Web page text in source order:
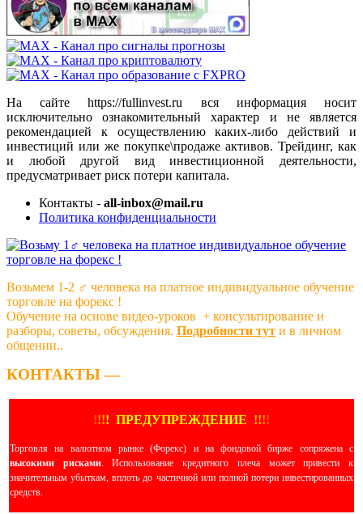
На сайте https://fullinvest.ru вся информация носит
исключительно ознакомительный характер и не является
рекомендацией к осуществлению каких-либо действий и
инвестиций или же покупке\продаже активов. Трейдинг, как
и любой другой вид инвестиционной деятельности,
предусматривает риск потери капитала.
Контакты - all-inbox@mail.ru
Политика конфиденциальности
Возьмем 1-2 ‍♂️ человека на платное индивидуальное обучение
торговле на форекс !
Обучение на основе видео-уроков ️ + консультирование и
разборы, советы, обсуждения. Подробности тут и в личном
общении..
КОНТАКТЫ —
!!!! ПРЕДУПРЕЖДЕНИЕ !!!!
Торговля на валютном рынке (Форекс) и на фондовой бирже сопряжена с
высокими рисками. Использование кредитного плеча может привести к
значительным убыткам, вплоть до частичной или полной потери инвестированных
средств.